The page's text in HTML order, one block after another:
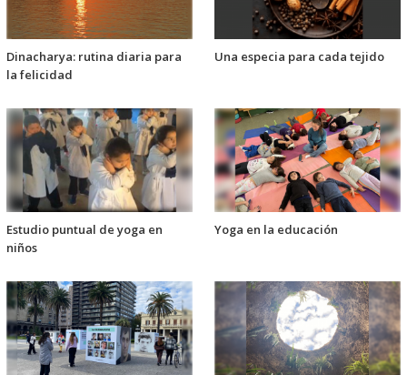
Dinacharya: rutina diaria para
la felicidad
Una especia para cada tejido
Estudio puntual de yoga en
niños
Yoga en la educación